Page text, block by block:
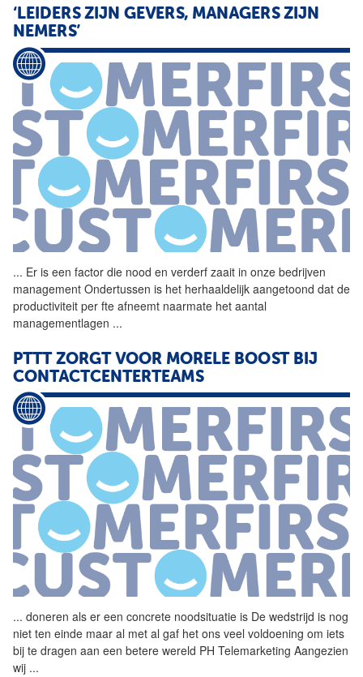
‘LEIDERS ZIJN GEVERS, MANAGERS ZIJN
NEMERS’
... Er is een factor die nood en verderf zaait in onze bedrijven
management Ondertussen is het herhaaldelijk aangetoond dat de
productiviteit per fte afneemt naarmate het aantal
managementlagen ...
PTTT ZORGT VOOR MORELE BOOST BIJ
CONTACTCENTERTEAMS
... doneren als er een concrete noodsituatie is De wedstrijd is nog
niet ten einde maar al met al gaf het ons veel voldoening om iets
bij te dragen aan een betere wereld PH Telemarketing Aangezien
wij ...